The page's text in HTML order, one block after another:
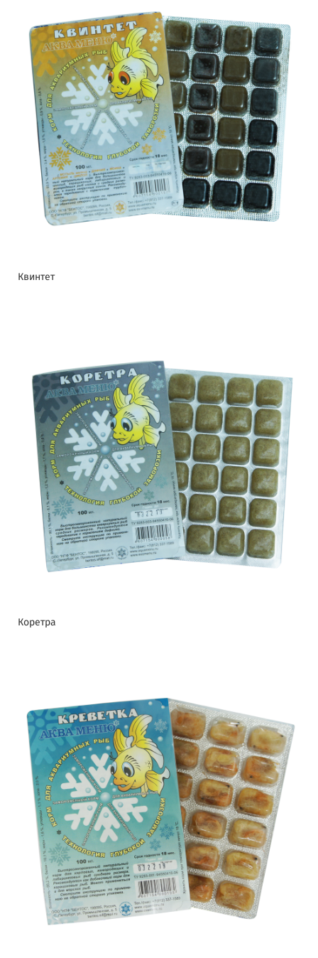
Квинтет
Коретра